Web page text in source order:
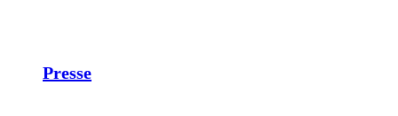
Presse